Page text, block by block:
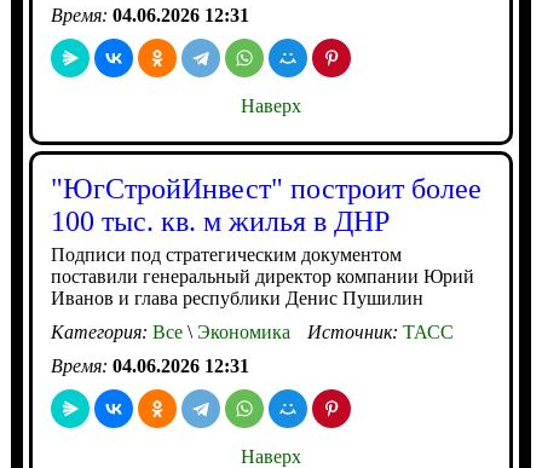
Время: 04.06.2026 12:31
Наверх
"ЮгСтройИнвест" построит более
100 тыс. кв. м жилья в ДНР
Подписи под стратегическим документом
поставили генеральный директор компании Юрий
Иванов и глава республики Денис Пушилин
Категория: Все\Экономика Источник: ТАСС
Время: 04.06.2026 12:31
Наверх